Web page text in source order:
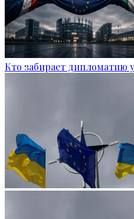
Кто забирает дипломатию